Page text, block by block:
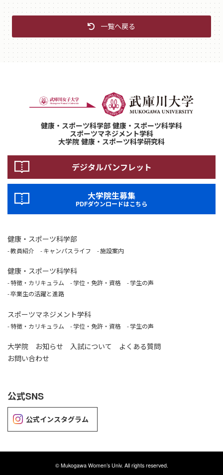
一覧へ戻る
健康・スポーツ科学部 健康・スポーツ科学科
スポーツマネジメント学科
大学院 健康・スポーツ科学研究科
デジタルパンフレット
大学院生募集
PDFダウンロードはこちら
健康・スポーツ科学部
教員紹介 キャンパスライフ 施設案内
健康・スポーツ科学科
特徴・カリキュラム 学位・免許・資格
学生の声
卒業生の活躍と進路
スポーツマネジメント学科
特徴・カリキュラム 学位・免許・資格 学生の声
大学院 お知らせ 入試について
よくある質問
お問い合わせ
公式SNS
公式インスタグラム
©Mukogawa Women’s Univ. All rights reserved.